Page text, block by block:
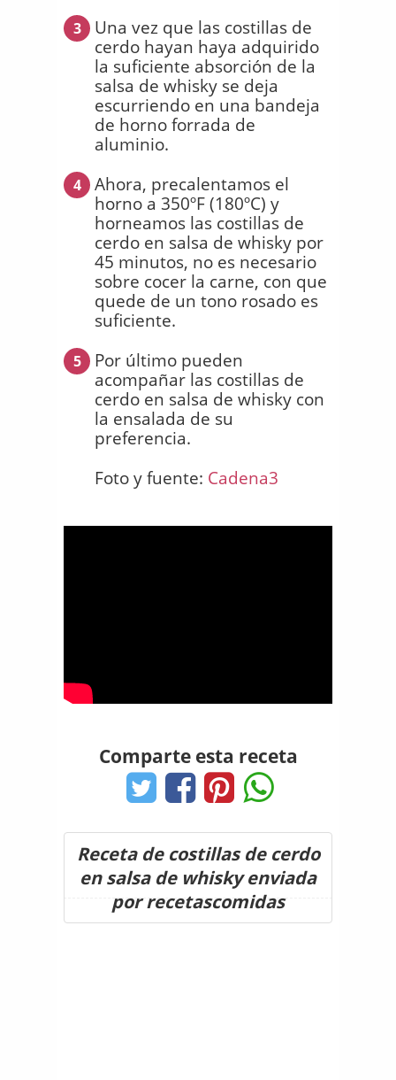
3
Una vez que las costillas de
cerdo hayan haya adquirido
la suficiente absorción de la
salsa de whisky se deja
escurriendo en una bandeja
de horno forrada de
aluminio.
4
Ahora, precalentamos el
horno a 350ºF (180ºC) y
horneamos las costillas de
cerdo en salsa de whisky por
45 minutos, no es necesario
sobre cocer la carne, con que
quede de un tono rosado es
suficiente.
5
Por último pueden
acompañar las costillas de
cerdo en salsa de whisky con
la ensalada de su
preferencia.
Foto y fuente: Cadena3
Comparte esta receta
Receta de costillas de cerdo
en salsa de whisky enviada
por recetascomidas